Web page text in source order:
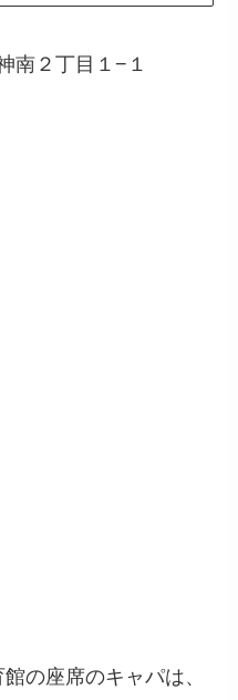
南２丁目１−１
の座席のキャパは、